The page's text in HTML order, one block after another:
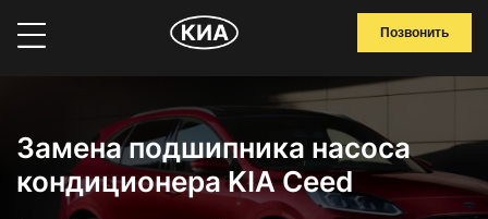
Позвонить
Замена подшипника насоса
кондиционера KIA Ceed